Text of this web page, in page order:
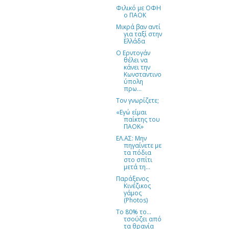
Φιλικό με ΟΦΗ
ο ΠΑΟΚ
Μικρά βαν αντί
για ταξί στην
Ελλάδα
Ο Ερντογάν
θέλει να
κάνει την
Κωνσταντινο
ύπολη
πρω...
Τον γνωρίζετε;
«Εγώ είμαι
παίκτης του
ΠΑΟΚ»
ΕΛ.ΑΣ: Μην
πηγαίνετε με
τα πόδια
στο σπίτι
μετά τη...
Παράξενος
Κινέζικος
γάμος
(Photos)
Το 80% τo…
τσούζει από
τα θρανία